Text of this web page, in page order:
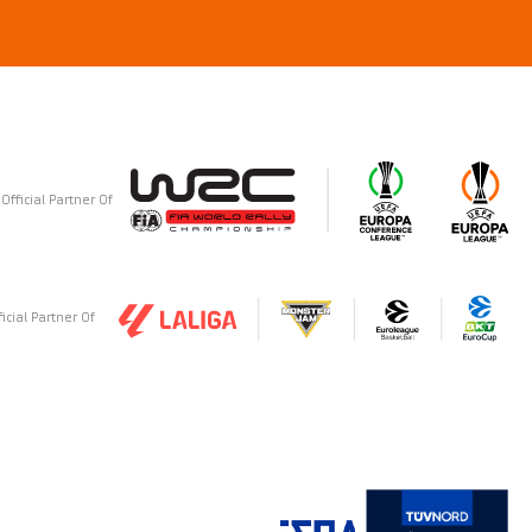
Official Partner Of
Partner Of